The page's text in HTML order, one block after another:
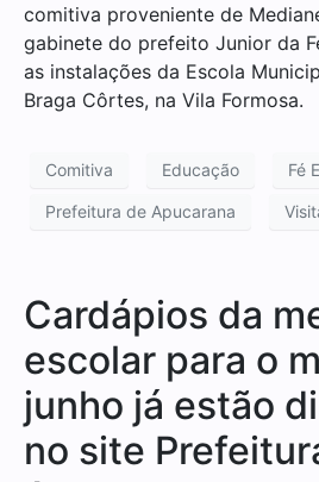
comitiva proveniente de
gabinete do prefeito Junior da
as instalações da Escola
Braga Côrtes, na Vila Formosa.
Comitiva Educação Fé
Prefeitura de Apucarana
Cardápios da
escolar para o
junho já estão
no site